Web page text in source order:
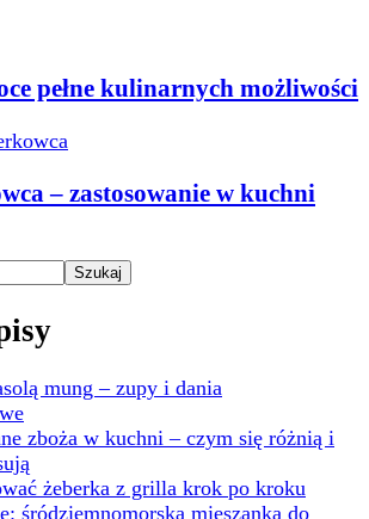
pełne kulinarnych możliwości
– zastosowanie w kuchni
Szukaj
mung – zupy i dania
zboża w kuchni – czym się różnią i
żeberka z grilla krok po kroku
śródziemnomorska mieszanka do